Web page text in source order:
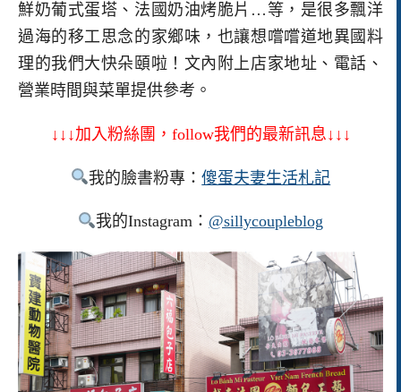
鮮奶葡式蛋塔、法國奶油烤脆片…等，是很多飄洋
過海的移工思念的家鄉味，也讓想嚐嚐道地異國料
理的我們大快朵頤啦！文內附上店家地址、電話、
營業時間與菜單提供參考。
↓↓↓加入粉絲團，follow我們的最新訊息↓↓↓
我的臉書粉專：傻蛋夫妻生活札記
我的Instagram： @sillycoupleblog